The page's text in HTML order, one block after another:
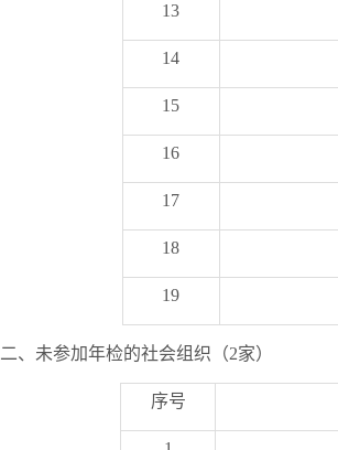
13
14
15
16
17
18
19
二、未参加年检的社会组织（2家）
序号